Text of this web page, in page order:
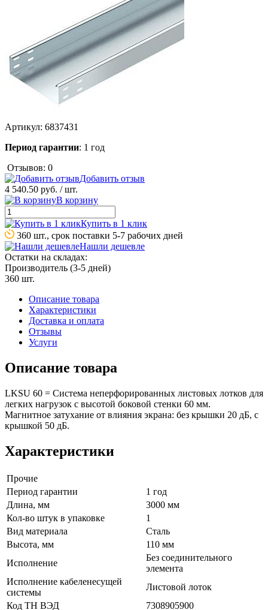
Артикул: 6837431
Период гарантии: 1 год
Отзывов: 0
Добавить отзыв
4 540.50 руб. / шт.
В корзину
Купить в 1 клик
360 шт., срок поставки 5-7 рабочих дней
Нашли дешевле
Остатки на складах:
Производитель (3-5 дней)
360 шт.
Описание товара
Характеристики
Доставка и оплата
Отзывы
Услуги
Описание товара
LKSU 60 = Система неперфорированных листовых лотков для
легких нагрузок с высотой боковой стенки 60 мм.
Магнитное затухание от влияния экрана: без крышки 20 дБ, с
крышкой 50 дБ.
Характеристики
Прочие
Период гарантии
1 год
Длина, мм
3000 мм
Кол-во штук в упаковке
1
Вид материала
Сталь
Высота, мм
110 мм
Исполнение
Без соединительного
элемента
Исполнение кабеленесущей
системы
Листовой лоток
Код ТН ВЭД
7308905900